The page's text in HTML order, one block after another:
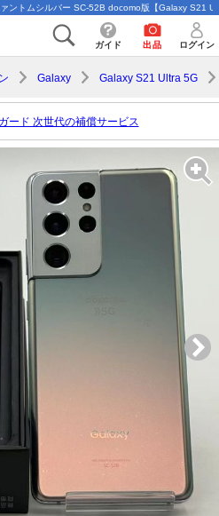
ントムシルバー SC-52B docomo版【Galaxy S21
ガイド 出品 ログイン
Galaxy Galaxy S21 Ultra 5G
ード 次世代の補償サービス